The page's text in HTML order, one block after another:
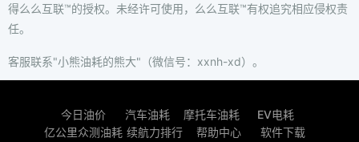
得么么互联™的授权。未经许可使用，么么互联™有权追究相应侵权责
任。
客服联系"小熊油耗的熊大"（微信号：xxnh-xd）。
今日油价 汽车油耗 摩托车油耗
EV电耗
亿公里众测油耗 续航力排行 帮助中心 软件下载